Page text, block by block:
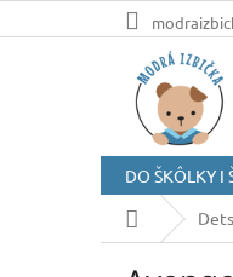
na
DO ŠKÔLKY I
Domov